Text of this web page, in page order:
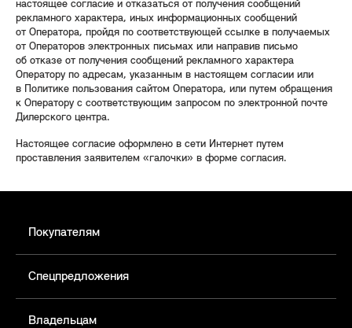
настоящее согласие и отказаться от получения сообщений
рекламного характера, иных информационных сообщений
от Оператора, пройдя по соответствующей ссылке в получаемых
от Операторов электронных письмах или направив письмо
об отказе от получения сообщений рекламного характера
Оператору по адресам, указанным в настоящем согласии или
в Политике пользования сайтом Оператора, или путем обращения
к Оператору с соответствующим запросом по электронной почте
Дилерского центра.
Настоящее согласие оформлено в сети Интернет путем
проставления заявителем «галочки» в форме согласия.
Покупателям
Спецпредложения
Владельцам